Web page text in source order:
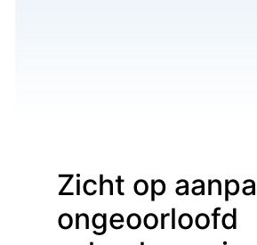
Zicht op
ongeoorloofd